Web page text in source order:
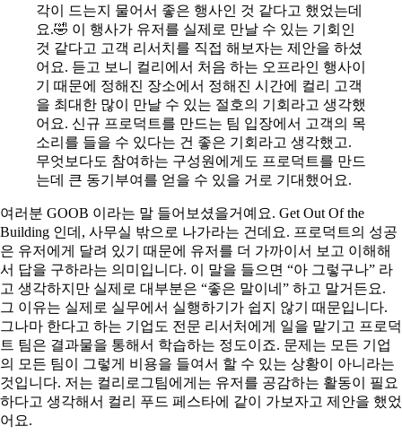
각이 드는지 물어서 좋은 행사인 것 같다고 했었는데
요.🤣 이 행사가 유저를 실제로 만날 수 있는 기회인
것 같다고 고객 리서치를 직접 해보자는 제안을 하셨
어요. 듣고 보니 컬리에서 처음 하는 오프라인 행사이
기 때문에 정해진 장소에서 정해진 시간에 컬리 고객
을 최대한 많이 만날 수 있는 절호의 기회라고 생각했
어요. 신규 프로덕트를 만드는 팀 입장에서 고객의 목
소리를 들을 수 있다는 건 좋은 기회라고 생각했고.
무엇보다도 참여하는 구성원에게도 프로덕트를 만드
는데 큰 동기부여를 얻을 수 있을 거로 기대했어요.
여러분 GOOB 이라는 말 들어보셨을거예요. Get Out Of the
Building 인데, 사무실 밖으로 나가라는 건데요. 프로덕트의 성공
은 유저에게 달려 있기 때문에 유저를 더 가까이서 보고 이해해
서 답을 구하라는 의미입니다. 이 말을 들으면 “아 그렇구나” 라
고 생각하지만 실제로 대부분은 “좋은 말이네” 하고 말거든요.
그 이유는 실제로 실무에서 실행하기가 쉽지 않기 때문입니다.
그나마 한다고 하는 기업도 전문 리서처에게 일을 맡기고 프로덕
트 팀은 결과물을 통해서 학습하는 정도이죠. 문제는 모든 기업
의 모든 팀이 그렇게 비용을 들여서 할 수 있는 상황이 아니라는
것입니다. 저는 컬리로그팀에게는 유저를 공감하는 활동이 필요
하다고 생각해서 컬리 푸드 페스타에 같이 가보자고 제안을 했었
어요.